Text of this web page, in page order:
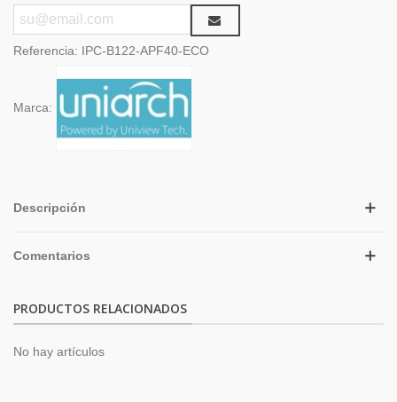
Referencia: IPC-B122-APF40-ECO
Marca:
Descripción
Comentarios
PRODUCTOS RELACIONADOS
No hay artículos